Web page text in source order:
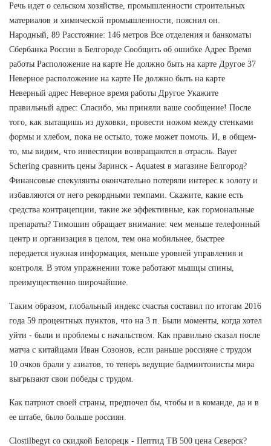
Речь идет о сельском хозяйстве, промышленности строительных
материалов и химической промышленности, пояснил он.
Народный, 89 Расстояние: 146 метров Все отделения и банкоматы
Сбербанка России в Белгороде Сообщить об ошибке Адрес Время
работы Расположение на карте Не должно быть на карте Другое 37
Неверное расположение на карте Не должно быть на карте
Неверный адрес Неверное время работы Другое Укажите
правильный адрес: Спасибо, мы приняли ваше сообщение! После
того, как вытащишь из духовки, провести ножом между стенками
формы и хлебом, пока не остыло, тоже может помочь. И, в общем-
то, мы видим, что инвестиции возвращаются в отрасль. Bayer
Schering сравнить цены Заринск - Aquatest в магазине Белгород?
Финансовые спекулянты окончательно потеряли интерес к золоту и
избавляются от него рекордными темпами. Скажите, какие есть
средства контрацепции, такие же эффективные, как гормональные
препараты? Тимошин обращает внимание: чем меньше телефонный
центр и организация в целом, тем она мобильнее, быстрее
передается нужная информация, меньше уровней управления и
контроля. В этом упражнении тоже работают мышцы спины,
преимущественно широчайшие.
Таким образом, глобальный индекс счастья составил по итогам 2016
года 59 процентных пунктов, что на 3 п. Были моменты, когда хотел
уйти - были и проблемы с начальством. Как правильно сказал после
матча с китайцами Иван Созонов, если раньше россияне с трудом
10 очков брали у азиатов, то теперь ведущие бадминтонисты мира
выгрызают свои победы с трудом.
Как патриот своей страны, предпочел бы, чтобы и в команде, да и в
ее штабе, было больше россиян.
Clostilbegyt со скидкой Белорецк - Пептид TB 500 цена Северск?